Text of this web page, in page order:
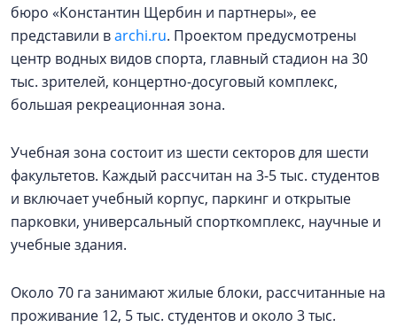
бюро «Константин Щербин и партнеры», ее
представили вarchi.ru. Проектом предусмотрены
центр водных видов спорта, главный стадион на 30
тыс. зрителей, концертно-досуговый комплекс,
большая рекреационная зона.
Учебная зона состоит из шести секторов для шести
факультетов. Каждый рассчитан на 3-5 тыс. студентов
и включает учебный корпус, паркинг и открытые
парковки, универсальный спорткомплекс, научные и
учебные здания.
Около 70 га занимают жилые блоки, рассчитанные на
проживание 12, 5 тыс. студентов и около 3 тыс.